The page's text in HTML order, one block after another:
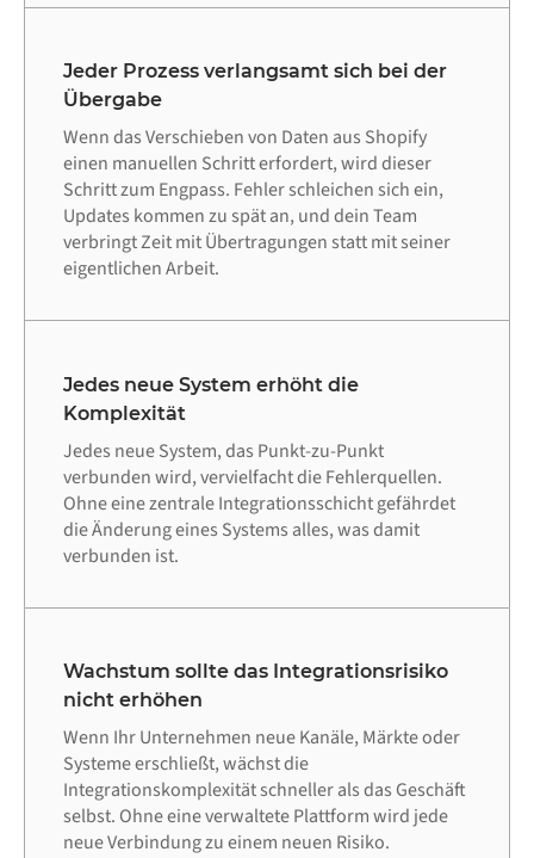
Jeder Prozess verlangsamt sich bei der
Übergabe
Wenn das Verschieben von Daten aus Shopify
einen manuellen Schritt erfordert, wird dieser
Schritt zum Engpass. Fehler schleichen sich ein,
Updates kommen zu spät an, und dein Team
verbringt Zeit mit Übertragungen statt mit seiner
eigentlichen Arbeit.
Jedes neue System erhöht die
Komplexität
Jedes neue System, das Punkt-zu-Punkt
verbunden wird, vervielfacht die Fehlerquellen.
Ohne eine zentrale Integrationsschicht gefährdet
die Änderung eines Systems alles, was damit
verbunden ist.
Wachstum sollte das Integrationsrisiko
nicht erhöhen
Wenn Ihr Unternehmen neue Kanäle, Märkte oder
Systeme erschließt, wächst die
Integrationskomplexität schneller als das Geschäft
selbst. Ohne eine verwaltete Plattform wird jede
neue Verbindung zu einem neuen Risiko.